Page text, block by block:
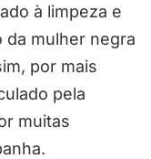
à limpeza e
da mulher negra
por mais
pela
muitas